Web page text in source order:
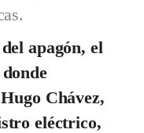
apagón, el
Chávez,
eléctrico,